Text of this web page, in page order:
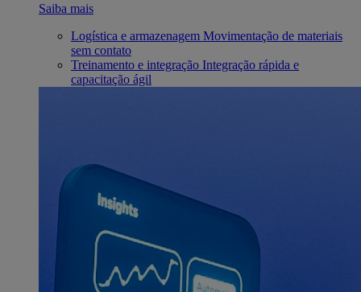
Saiba mais
Logística e armazenagem Movimentação de materiais
sem contato
Treinamento e integração Integração rápida e
capacitação ágil